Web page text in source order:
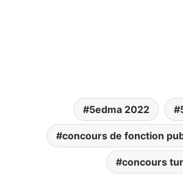
5edma 2022
concours de fonction
concours